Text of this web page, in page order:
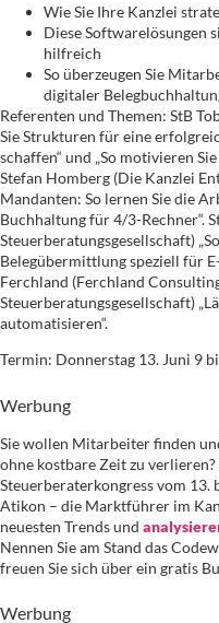
Wie Sie Ihre Kanzlei
Diese Softwarelösungen
hilfreich
So überzeugen Sie
digitaler
Referenten und Themen: StB
Sie Strukturen für eine
schaffen“ und „So motivieren
Stefan Homberg (Die Kanzlei
Mandanten: So lernen Sie die
Buchhaltung für 4/3-Rechner“.
Steuerberatungsgesellschaft)
Belegübermittlung speziell für
Ferchland (Ferchland
Steuerberatungsgesellschaft)
automatisieren“.
Termin: Donnerstag 13. Juni 9
Werbung
Sie wollen Mitarbeiter finden
ohne kostbare Zeit zu
Steuerberaterkongress vom 13.
Atikon – die Marktführer im
neuesten Trends und
Nennen Sie am Stand das
freuen Sie sich über ein gratis
Werbung